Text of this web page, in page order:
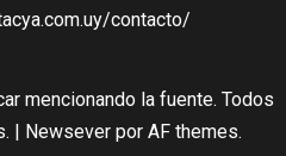
contacto/
mencionando la fuente. Todos
| Newsever por AF themes.